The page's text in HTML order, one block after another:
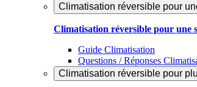
Climatisation réversible pour
Climatisation réversible pour une
Guide Climatisation
Questions / Réponses
Climatisation réversible pour